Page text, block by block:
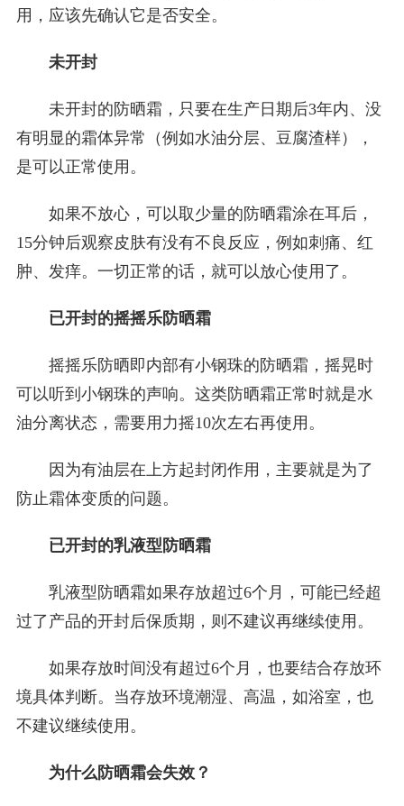
用，应该先确认它是否安全。
未开封
未开封的防晒霜，只要在生产日期后3年内、没
有明显的霜体异常（例如水油分层、豆腐渣样），
是可以正常使用。
如果不放心，可以取少量的防晒霜涂在耳后，
15分钟后观察皮肤有没有不良反应，例如刺痛、红
肿、发痒。一切正常的话，就可以放心使用了。
已开封的摇摇乐防晒霜
摇摇乐防晒即内部有小钢珠的防晒霜，摇晃时
可以听到小钢珠的声响。这类防晒霜正常时就是水
油分离状态，需要用力摇10次左右再使用。
因为有油层在上方起封闭作用，主要就是为了
防止霜体变质的问题。
已开封的乳液型防晒霜
乳液型防晒霜如果存放超过6个月，可能已经超
过了产品的开封后保质期，则不建议再继续使用。
如果存放时间没有超过6个月，也要结合存放环
境具体判断。当存放环境潮湿、高温，如浴室，也
不建议继续使用。
为什么防晒霜会失效？